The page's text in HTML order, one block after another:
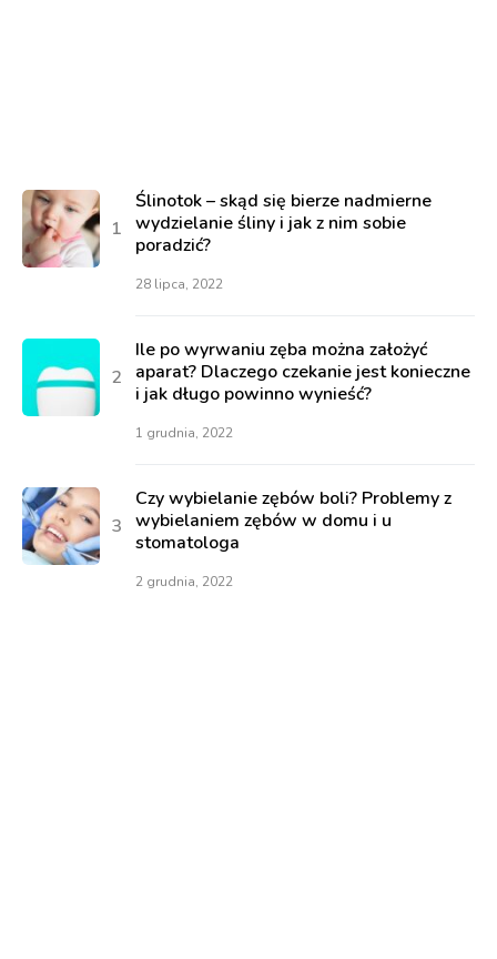
Ślinotok – skąd się bierze nadmierne
wydzielanie śliny i jak z nim sobie
poradzić?
28 lipca, 2022
Ile po wyrwaniu zęba można założyć
aparat? Dlaczego czekanie jest konieczne
i jak długo powinno wynieść?
1 grudnia, 2022
Czy wybielanie zębów boli? Problemy z
wybielaniem zębów w domu i u
stomatologa
2 grudnia, 2022